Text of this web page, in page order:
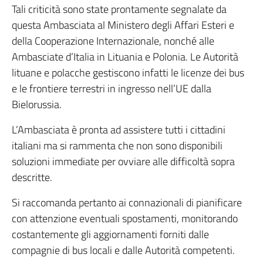
Tali criticità sono state prontamente segnalate da
questa Ambasciata al Ministero degli Affari Esteri e
della Cooperazione Internazionale, nonché alle
Ambasciate d’Italia in Lituania e Polonia. Le Autorità
lituane e polacche gestiscono infatti le licenze dei bus
e le frontiere terrestri in ingresso nell’UE dalla
Bielorussia.
L’Ambasciata è pronta ad assistere tutti i cittadini
italiani ma si rammenta che non sono disponibili
soluzioni immediate per ovviare alle difficoltà sopra
descritte.
Si raccomanda pertanto ai connazionali di pianificare
con attenzione eventuali spostamenti, monitorando
costantemente gli aggiornamenti forniti dalle
compagnie di bus locali e dalle Autorità competenti.